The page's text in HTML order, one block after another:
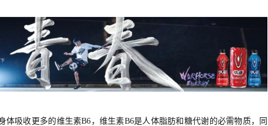
体吸收更多的维生素B6，维生素B6是人体脂肪和糖代谢的必需物质，同